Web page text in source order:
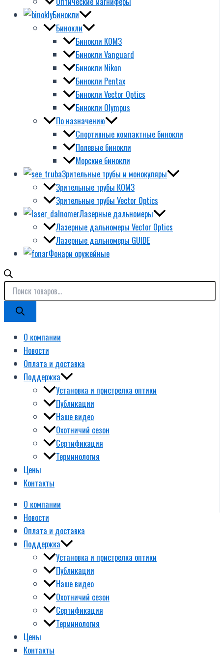
Бинокли
Бинокли
Бинокли КОМЗ
Бинокли Vanguard
Бинокли Nikon
Бинокли Pentax
Бинокли Vector Optics
Бинокли Olympus
По назначению
Спортивные компактные бинокли
Полевые бинокли
Морские бинокли
Зрительные трубы и монокуляры
Зрительные трубы КОМЗ
Зрительные трубы Vector Optics
Лазерные дальномеры
Лазерные дальномеры Vector Optics
Лазерные дальномеры GUIDE
Фонари оружейные
О компании
Новости
Оплата и доставка
Поддержка
Установка и пристрелка оптики
Публикации
Наше видео
Охотничий сезон
Сертификация
Терминология
Цены
Контакты
О компании
Новости
Оплата и доставка
Поддержка
Установка и пристрелка оптики
Публикации
Наше видео
Охотничий сезон
Сертификация
Терминология
Цены
Контакты